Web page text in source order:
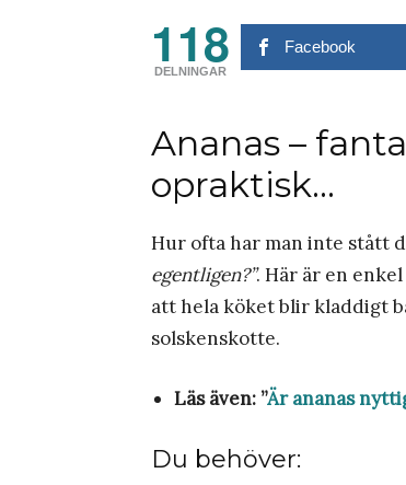
118
DELNINGAR
Facebook
Ananas –
opraktisk…
Hur ofta har man inte stått
egentligen?”. Här är en
att hela köket blir kladdigt
solskenskotte.
Läs även: ”Är ananas
Du behöver: